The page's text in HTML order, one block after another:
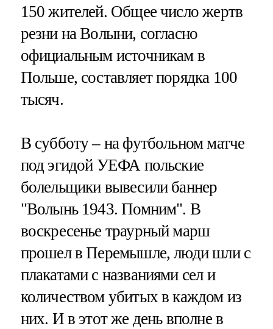
150 жителей. Общее число жертв
резни на Волыни, согласно
официальным источникам в
Польше, составляет порядка 100
тысяч.
В субботу – на футбольном матче
под эгидой УЕФА польские
болельщики вывесили баннер
"Волынь 1943. Помним". В
воскресенье траурный марш
прошел в Перемышле, люди шли с
плакатами с названиями сел и
количеством убитых в каждом из
них. И в этот же день вполне в